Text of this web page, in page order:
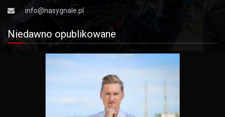
info@nasygnale.pl
Niedawno opublikowane